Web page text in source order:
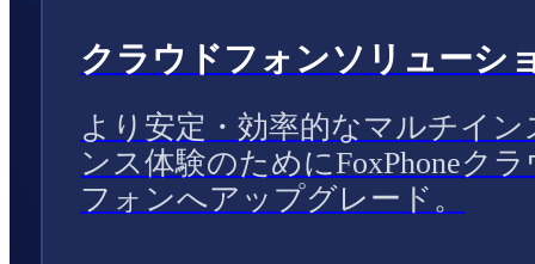
クラウドフォンソリューシ
より安定・効率的なマルチイン
ンス体験のためにFoxPhoneク
フォンへアップグレード。